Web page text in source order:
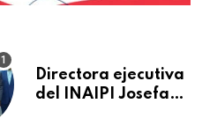
húmedas son uno de
Directora ejecutiva
del INAIPI Josefa